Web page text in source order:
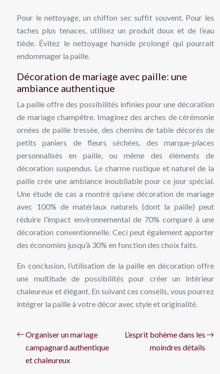
Pour le nettoyage, un chiffon sec suffit souvent. Pour les
taches plus tenaces, utilisez un produit doux et de l’eau
tiède. Évitez le nettoyage humide prolongé qui pourrait
endommager la paille.
Décoration de mariage avec paille: une
ambiance authentique
La paille offre des possibilités infinies pour une décoration
de mariage champêtre. Imaginez des arches de cérémonie
ornées de paille tressée, des chemins de table décorés de
petits paniers de fleurs séchées, des marque-places
personnalisés en paille, ou même des éléments de
décoration suspendus. Le charme rustique et naturel de la
paille crée une ambiance inoubliable pour ce jour spécial.
Une étude de cas a montré qu’une décoration de mariage
avec 100% de matériaux naturels (dont la paille) peut
réduire l’impact environnemental de 70% comparé à une
décoration conventionnelle. Ceci peut également apporter
des économies jusqu’à 30% en fonction des choix faits.
En conclusion, l’utilisation de la paille en décoration offre
une multitude de possibilités pour créer un intérieur
chaleureux et élégant. En suivant ces conseils, vous pourrez
intégrer la paille à votre décor avec style et originalité.
Organiser un mariage
campagnard authentique
et chaleureux
L’esprit bohème dans les
moindres détails